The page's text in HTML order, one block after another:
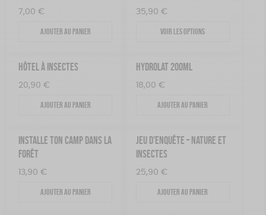
7,00 €
Ajouter au panier
35,90 €
Voir les options
HÔTEL À INSECTES
20,90 €
Ajouter au panier
HYDROLAT 200ML
18,00 €
Ajouter au panier
INSTALLE TON CAMP DANS LA
FORÊT
13,90 €
Ajouter au panier
JEU D’ENQUÊTE – NATURE ET
INSECTES
25,90 €
Ajouter au panier